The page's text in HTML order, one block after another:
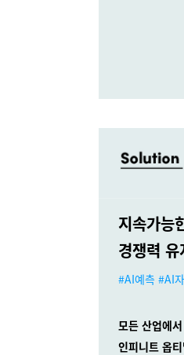
지속가능
경쟁력
#AI예측 #AI
모든 산업에서
인피니트 옵